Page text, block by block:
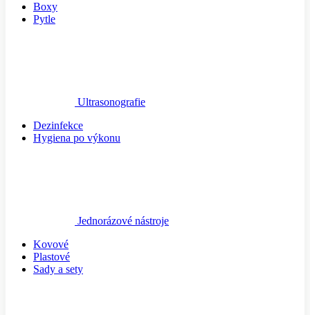
Boxy
Pytle
Ultrasonografie
Dezinfekce
Hygiena po výkonu
Jednorázové nástroje
Kovové
Plastové
Sady a sety